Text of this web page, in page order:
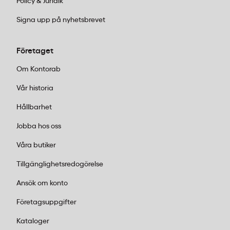
Lotus Madrid-serie erbjuder båtformade
bord i flera storlekar med stabilt T-
färgkombinationer som ljus ek, vit och
silver – lätt att matcha med befintlig
Enskilda arbetsplatser:
kunna variera arbetsställningen under
som passar både hemmakontor och
traditionella kontorsmiljöer. Kombinera
bästa komfort.
Förvaring och organisation:
Signa upp på nyhetsbrevet
Företaget
Om Kontorab
Vår historia
Hållbarhet
Jobba hos oss
Våra butiker
Tillgänglighetsredogörelse
Ansök om konto
Företagsuppgifter
Kataloger